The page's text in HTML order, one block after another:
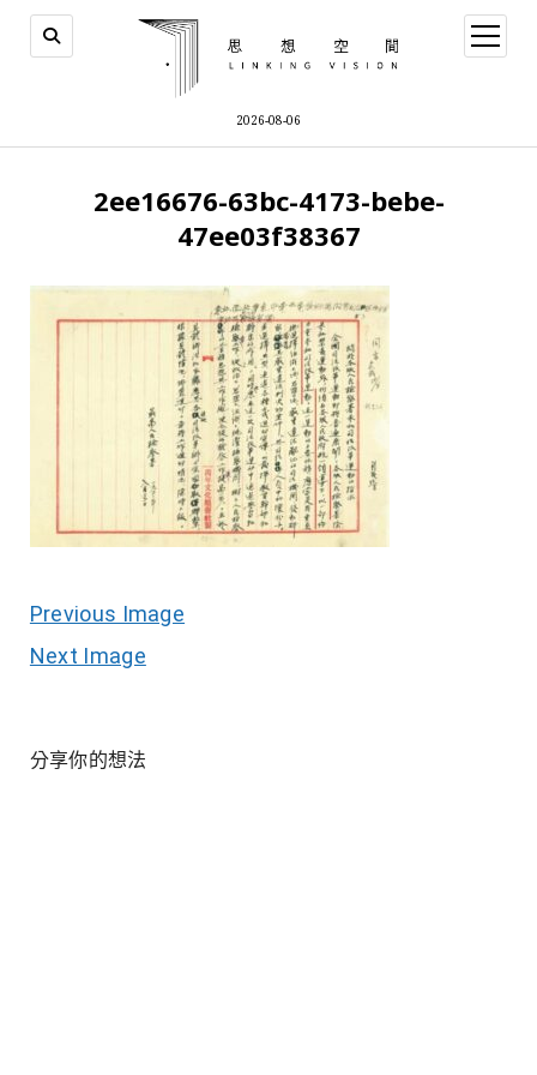
2026-08-06
open
menu
2ee16676-63bc-4173-bebe-
47ee03f38367
Previous Image
Next Image
分享你的想法